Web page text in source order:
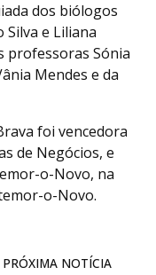
dos biólogos
e Liliana
professoras Sónia
Mendes e da
foi vencedora
de Negócios, e
o-Novo, na
o-Novo.
PRÓXIMA NOTÍCIA